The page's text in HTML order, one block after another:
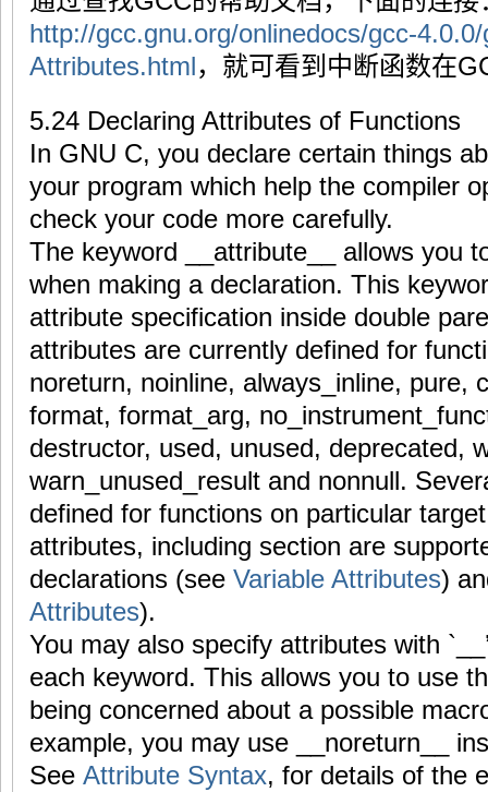
http://gcc.gnu.org/onlinedocs/gcc-
Attributes.html，就可看到中断函数在
5.24 Declaring Attributes of Functions
In GNU C, you declare certain things
your program which help the compiler
check your code more carefully.
The keyword __attribute__ allows you
when making a declaration. This
attribute specification inside double
attributes are currently defined for
noreturn, noinline, always_inline, pure,
format, format_arg,
destructor, used, unused, deprecated,
warn_unused_result and nonnull.
defined for functions on particular
attributes, including section are
declarations (see Variable Attributes)
Attributes).
You may also specify attributes with
each keyword. This allows you to use
being concerned about a possible
example, you may use __noreturn__
See Attribute Syntax, for details of the